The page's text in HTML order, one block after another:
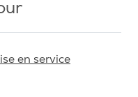
en service